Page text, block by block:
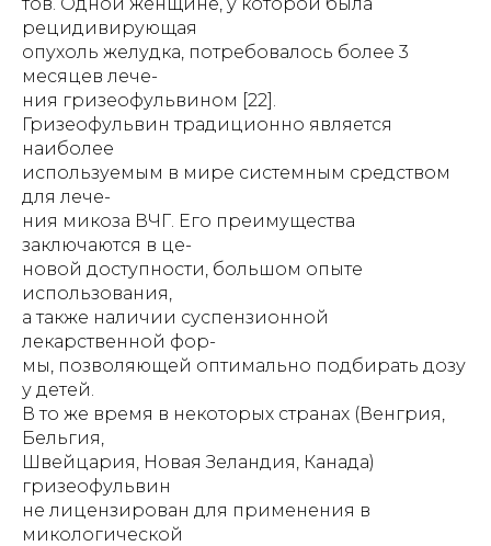
рецидивирующая
опухоль желудка, потребовалось более 3
месяцев лече-
ния гризеофульвином [22].
Гризеофульвин традиционно является
наиболее
используемым в мире системным средством
для лече-
ния микоза ВЧГ. Его преимущества
заключаются в це-
новой доступности, большом опыте
использования,
а также наличии суспензионной
лекарственной фор-
мы, позволяющей оптимально подбирать дозу
у детей.
В то же время в некоторых странах (Венгрия,
Бельгия,
Швейцария, Новая Зеландия, Канада)
гризеофульвин
не лицензирован для применения в
микологической